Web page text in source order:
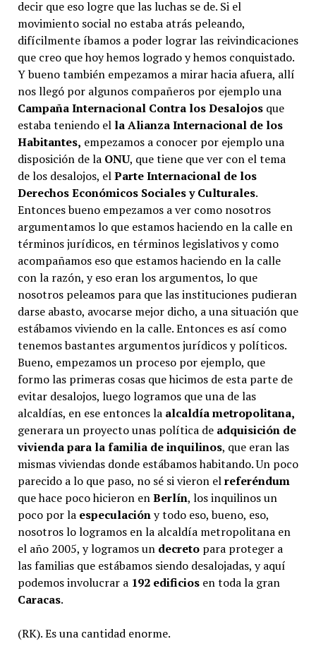
decir que eso logre que las luchas se de. Si el
movimiento social no estaba atrás peleando,
difícilmente íbamos a poder lograr las reivindicaciones
que creo que hoy hemos logrado y hemos conquistado.
Y bueno también empezamos a mirar hacia afuera, allí
nos llegó por algunos compañeros por ejemplo una
Campaña Internacional Contra los Desalojosque
estaba teniendo el la Alianza Internacional de los
Habitantes, empezamos a conocer por ejemplo una
disposición de la ONU, que tiene que ver con el tema
de los desalojos, elParte Internacional de los
Derechos Económicos Sociales y Culturales.
Entonces bueno empezamos a ver como nosotros
argumentamos lo que estamos haciendo en la calle en
términos jurídicos, en términos legislativos y como
acompañamos eso que estamos haciendo en la calle
con la razón, y eso eran los argumentos, lo que
nosotros peleamos para que las instituciones pudieran
darse abasto, avocarse mejor dicho, a una situación que
estábamos viviendo en la calle. Entonces es así como
tenemos bastantes argumentos jurídicos y políticos.
Bueno, empezamos un proceso por ejemplo, que
formo las primeras cosas que hicimos de esta parte de
evitar desalojos, luego logramos que una de las
alcaldías, en ese entonces la alcaldía metropolitana,
generara un proyecto unas política de adquisición de
vivienda para la familia de inquilinos, que eran las
mismas viviendas donde estábamos habitando. Un poco
parecido a lo que paso, no sé si vieron elreferéndum
que hace poco hicieron enBerlín, los inquilinos un
poco por la especulacióny todo eso, bueno, eso,
nosotros lo logramos en la alcaldía metropolitana en
el año 2005, y logramos un decretopara proteger a
las familias que estábamos siendo desalojadas, y aquí
podemos involucrar a 192 edificiosen toda la gran
Caracas.
(RK). Es una cantidad enorme.